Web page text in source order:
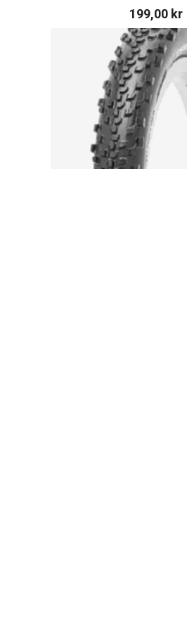
199,00 kr